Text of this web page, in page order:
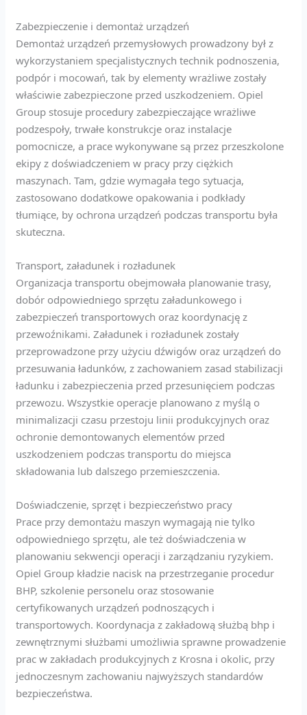
Zabezpieczenie i demontaż urządzeń
Demontaż urządzeń przemysłowych prowadzony był z
wykorzystaniem specjalistycznych technik podnoszenia,
podpór i mocowań, tak by elementy wrażliwe zostały
właściwie zabezpieczone przed uszkodzeniem. Opiel
Group stosuje procedury zabezpieczające wrażliwe
podzespoły, trwałe konstrukcje oraz instalacje
pomocnicze, a prace wykonywane są przez przeszkolone
ekipy z doświadczeniem w pracy przy ciężkich
maszynach. Tam, gdzie wymagała tego sytuacja,
zastosowano dodatkowe opakowania i podkłady
tłumiące, by ochrona urządzeń podczas transportu była
skuteczna.
Transport, załadunek i rozładunek
Organizacja transportu obejmowała planowanie trasy,
dobór odpowiedniego sprzętu załadunkowego i
zabezpieczeń transportowych oraz koordynację z
przewoźnikami. Załadunek i rozładunek zostały
przeprowadzone przy użyciu dźwigów oraz urządzeń do
przesuwania ładunków, z zachowaniem zasad stabilizacji
ładunku i zabezpieczenia przed przesunięciem podczas
przewozu. Wszystkie operacje planowano z myślą o
minimalizacji czasu przestoju linii produkcyjnych oraz
ochronie demontowanych elementów przed
uszkodzeniem podczas transportu do miejsca
składowania lub dalszego przemieszczenia.
Doświadczenie, sprzęt i bezpieczeństwo pracy
Prace przy demontażu maszyn wymagają nie tylko
odpowiedniego sprzętu, ale też doświadczenia w
planowaniu sekwencji operacji i zarządzaniu ryzykiem.
Opiel Group kładzie nacisk na przestrzeganie procedur
BHP, szkolenie personelu oraz stosowanie
certyfikowanych urządzeń podnoszących i
transportowych. Koordynacja z zakładową służbą bhp i
zewnętrznymi służbami umożliwia sprawne prowadzenie
prac w zakładach produkcyjnych z Krosna i okolic, przy
jednoczesnym zachowaniu najwyższych standardów
bezpieczeństwa.